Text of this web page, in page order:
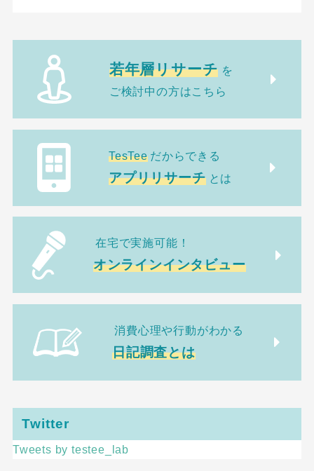
若年層リサーチ を
ご検討中の方はこちら
TesTee だからできる
アプリリサーチ とは
在宅で実施可能！
オンラインインタビュー
消費心理や行動がわかる
日記調査とは
Twitter
Tweets by testee_lab